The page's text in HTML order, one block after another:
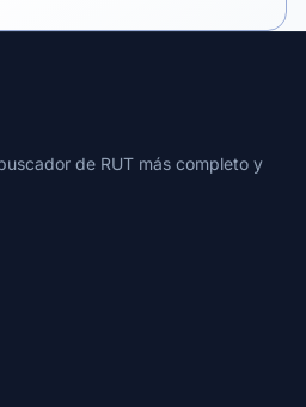
de RUT más completo y